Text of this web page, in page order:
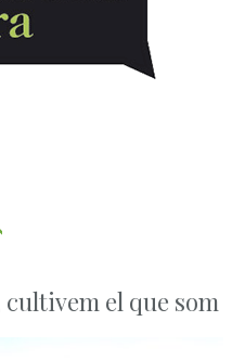
cultivem el que som